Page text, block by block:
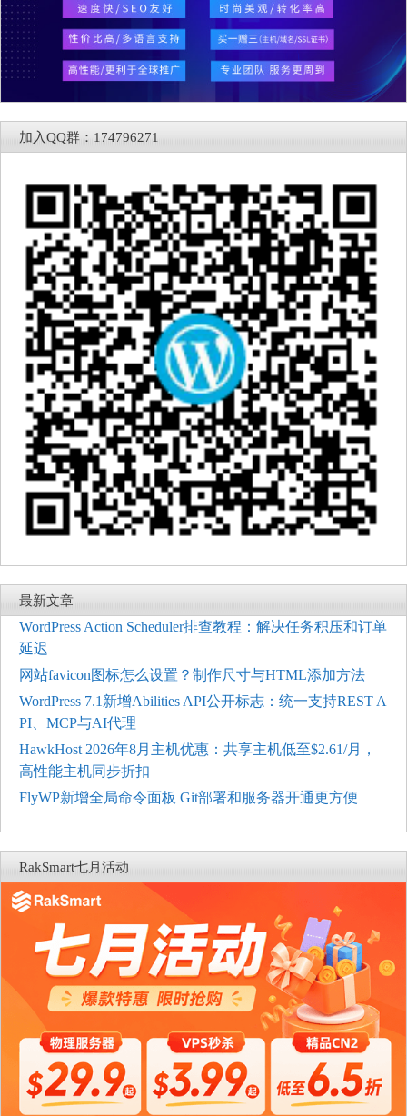
加入QQ群：174796271
最新文章
WordPress Action Scheduler排查教程：解决任务积压和订单
延迟
网站favicon图标怎么设置？制作尺寸与HTML添加方法
WordPress 7.1新增Abilities API公开标志：统一支持REST A
PI、MCP与AI代理
HawkHost 2026年8月主机优惠：共享主机低至$2.61/月，
高性能主机同步折扣
FlyWP新增全局命令面板 Git部署和服务器开通更方便
RakSmart七月活动